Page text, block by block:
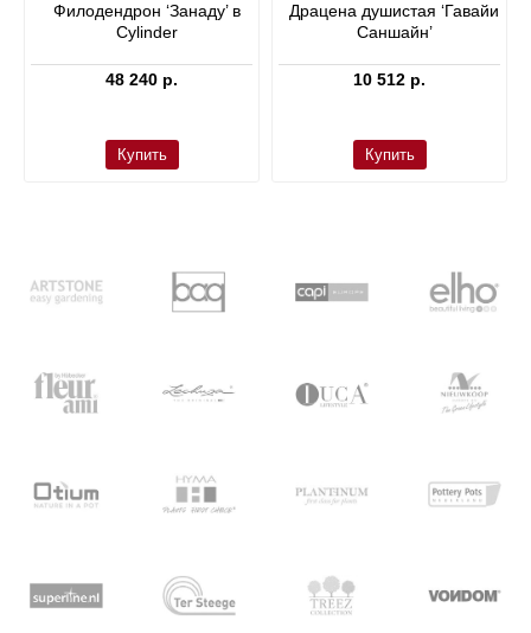
Филодендрон ‘Занаду’ в
Cylinder
48 240 р.
Купить
Драцена душистая ‘Гавайи
Саншайн’
10 512 р.
Купить